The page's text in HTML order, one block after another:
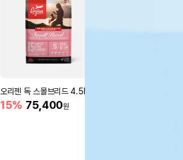
오리젠 독 스몰브리드 4.5kg
15% 75,400원